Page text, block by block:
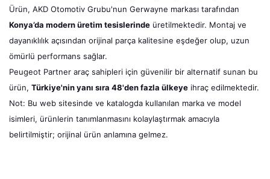
Ürün, AKD Otomotiv Grubu'nun Gerwayne markası tarafından
Konya’da modern üretim tesislerinde üretilmektedir. Montaj ve
dayanıklılık açısından orijinal parça kalitesine eşdeğer olup, uzun
ömürlü performans sağlar.
Peugeot Partner araç sahipleri için güvenilir bir alternatif sunan bu
ürün, Türkiye'nin yanı sıra 48'den fazla ülkeye ihraç edilmektedir.
Not: Bu web sitesinde ve katalogda kullanılan marka ve model
isimleri, ürünlerin tanımlanmasını kolaylaştırmak amacıyla
belirtilmiştir; orijinal ürün anlamına gelmez.